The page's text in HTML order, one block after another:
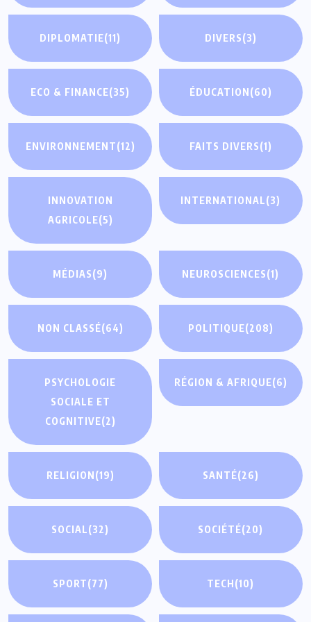
DIPLOMATIE(11) DIVERS(3)
ECO & FINANCE(35) ÉDUCATION(60)
ENVIRONNEMENT(12) FAITS DIVERS(1)
INNOVATION
AGRICOLE(5)
INTERNATIONAL(3)
MÉDIAS(9) NEUROSCIENCES(1)
NON CLASSÉ(64) POLITIQUE(208)
PSYCHOLOGIE
SOCIALE ET
COGNITIVE(2)
RÉGION & AFRIQUE(6)
RELIGION(19) SANTÉ(26)
SOCIAL(32) SOCIÉTÉ(20)
SPORT(77) TECH(10)